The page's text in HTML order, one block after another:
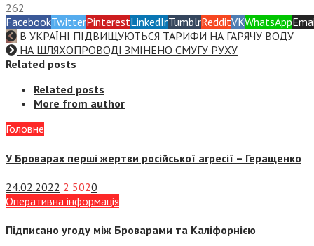
262
FacebookTwitterPinterestLinkedInTumblrRedditVKWhatsApp
В УКРАЇНІ ПІДВИЩУЮТЬСЯ ТАРИФИ НА ГАРЯЧУ ВОДУ
НА ШЛЯХОПРОВОДІ ЗМІНЕНО СМУГУ РУХУ
Related posts
Related posts
More from author
Головне
У Броварах перші жертви російської агресії – Геращенко
24.02.2022 2 5020
Оперативна інформація
Підписано угоду між Броварами та Каліфорнією